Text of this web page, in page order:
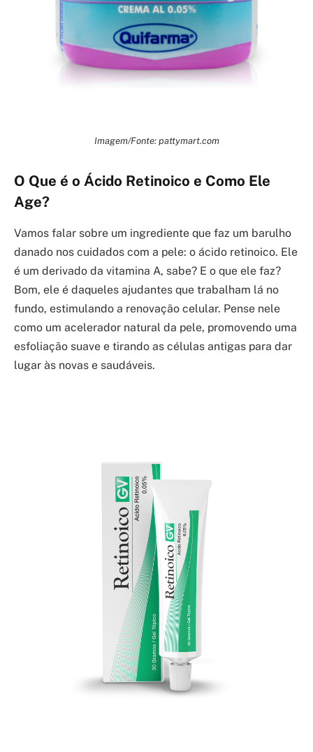
Imagem/Fonte: pattymart.com
O Que é o Ácido Retinoico e Como Ele
Age?
Vamos falar sobre um ingrediente que faz um barulho
danado nos cuidados com a pele: o ácido retinoico. Ele
é um derivado da vitamina A, sabe? E o que ele faz?
Bom, ele é daqueles ajudantes que trabalham lá no
fundo, estimulando a renovação celular. Pense nele
como um acelerador natural da pele, promovendo uma
esfoliação suave e tirando as células antigas para dar
lugar às novas e saudáveis.